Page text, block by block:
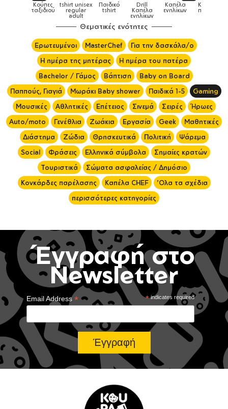
Drill
Καπέλα
ενηλίκων
Καπέλα
ενηλίκων
Καπέλα
παιδικά Κούπες Κούπες
ειδικές
Θεματικές ενότητες
Ερωτευμένοι MasterChef
Για την δασκάλα/ο
Η ημέρα της μητέρας
Η ημέρα του πατέρα
Bachelor / Γάμος
Βάπτιση
Baby on Board
Παππούς, Γιαγιά
Μωράκι Baby shower Παιδικά 1-5
Gaming
Μουσικές
Αθλητικές Επέτειος Σινεμά Σειρές
Ήρωες
Auto/moto
Γενέθλια Ζωάκια Εργασία Geek
Μαθητικές
Διάστημα
Ζώδια Θρησκευτικά Πολιτική
Ψάρεμα
Social
Φράσεις Ελληνικά σύμβολα
Σημαίες κρατών
Τουριστικά
Σώματα ασφαλείας / Δημόσιο
Κονκάρδες παρέλασης
Καπέλα CHEF
'Ολα τα σχέδια
περισσότερες κατηγορίες
Έγγραφή στο
Newsletter
*indicates required
Email Address*